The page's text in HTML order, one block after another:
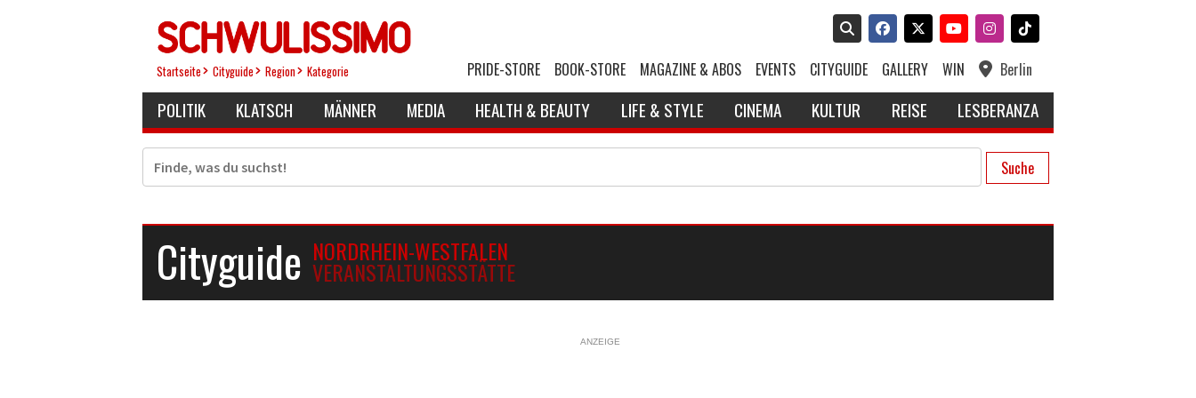
Startseite Cityguide Region Kategorie PRIDE-STORE BOOK-STORE MAGAZINE & ABOS EVENTS CITYGUIDE GALLERY WIN Berlin
POLITIK KLATSCH MÄNNER MEDIA HEALTH & BEAUTY LIFE & STYLE CINEMA KULTUR REISE LESBERANZA
Suche
Cityguide NORDRHEIN-WESTFALEN
VERANSTALTUNGSSTÄTTE
ANZEIGE